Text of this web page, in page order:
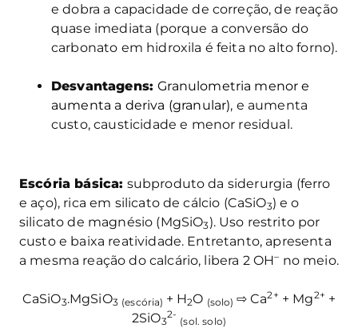
e dobra a capacidade de correção, de reação
quase imediata (porque a conversão do
carbonato em hidroxila é feita no alto forno).
Desvantagens:Granulometria menor e
aumenta a deriva (granular), e aumenta
custo, causticidade e menor residual.
Escória básica: subproduto da siderurgia (ferro
e aço), rica em silicato de cálcio (CaSiO3) e o
silicato de magnésio (MgSiO3). Uso restrito por
custo e baixa reatividade. Entretanto, apresenta
a mesma reação do calcário, libera 2 OH– no meio.
CaSiO3.MgSiO3 (escória) + H2O (solo) ⇨ Ca2+ + Mg2+ +
2SiO3
2-
(sol. solo)